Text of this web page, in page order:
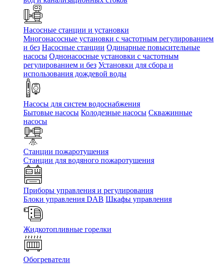
Насосные станции и установки
Многонасосные установки с частотным регулированием
и без Насосные станции Одинарные повысительные
насосы Однонасосные установки с частотным
регулированием и без Установки для сбора и
использования дождевой воды
Насосы для систем водоснабжения
Бытовые насосы Колодезные насосы Скважинные
насосы
Станции пожаротушения
Станции для водяного пожаротушения
Приборы управления и регулирования
Блоки управления DAB Шкафы управления
Жидкотопливные горелки
Обогреватели